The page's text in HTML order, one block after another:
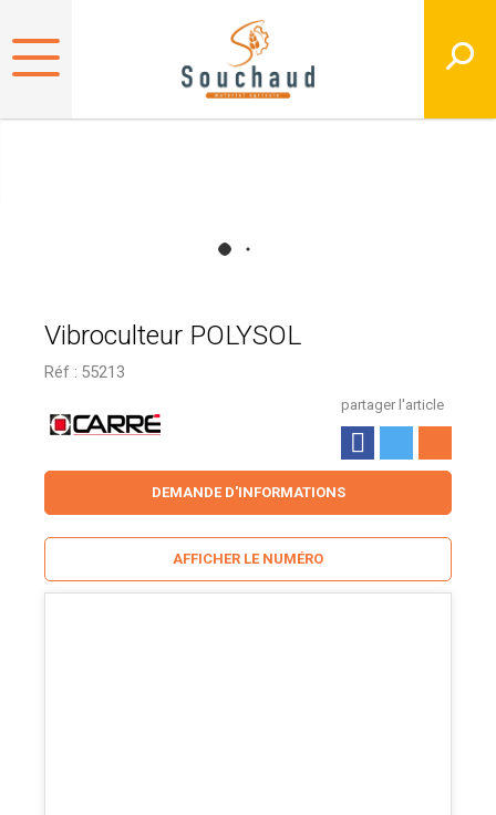
Vibroculteur POLYSOL
Réf : 55213
partager l'article
DEMANDE D'INFORMATIONS
AFFICHER LE NUMÉRO